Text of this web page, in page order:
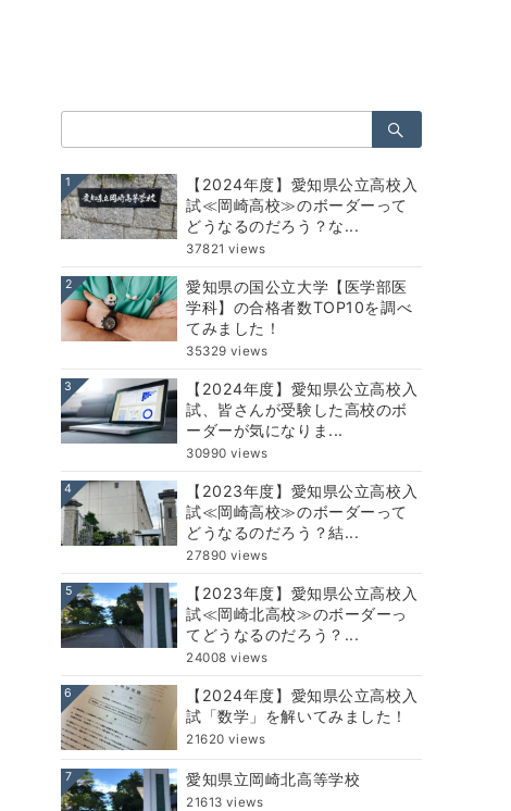
索：
1
【2024年度】愛知県公立高校入
試≪岡崎高校≫のボーダーって
どうなるのだろう？な...
37821 views
2
愛知県の国公立大学【医学部医
学科】の合格者数TOP10を調べ
てみました！
35329 views
3
【2024年度】愛知県公立高校入
試、皆さんが受験した高校のボ
ーダーが気になりま...
30990 views
4
【2023年度】愛知県公立高校入
試≪岡崎高校≫のボーダーって
どうなるのだろう？結...
27890 views
5
【2023年度】愛知県公立高校入
試≪岡崎北高校≫のボーダーっ
てどうなるのだろう？...
24008 views
6
【2024年度】愛知県公立高校入
試「数学」を解いてみました！
21620 views
7 愛知県立岡崎北高等学校
21613 views